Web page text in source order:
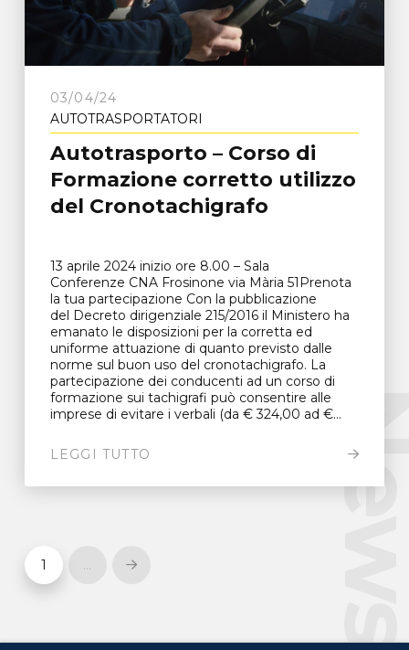
03/04/24
AUTOTRASPORTATORI
Autotrasporto – Corso di
Formazione corretto utilizzo
del Cronotachigrafo
13 aprile 2024 inizio ore 8.00 – Sala
Conferenze CNA Frosinone via Mària 51Prenota
la tua partecipazione Con la pubblicazione
del Decreto dirigenziale 215/2016 il Ministero ha
emanato le disposizioni per la corretta ed
uniforme attuazione di quanto previsto dalle
norme sul buon uso del cronotachigrafo. La
partecipazione dei conducenti ad un corso di
formazione sui tachigrafi può consentire alle
imprese di evitare i verbali (da € 324,00 ad €...
LEGGI TUTTO
1 … Next